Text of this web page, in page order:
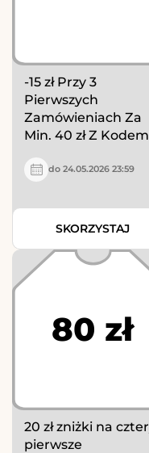
-15 zł Przy 3
Pierwszych
Zamówieniach Za
Min. 40 zł Z
do 24.05.2026 23:59
SKORZYSTAJ
80 zł
20 zł zniżki na
pierwsze